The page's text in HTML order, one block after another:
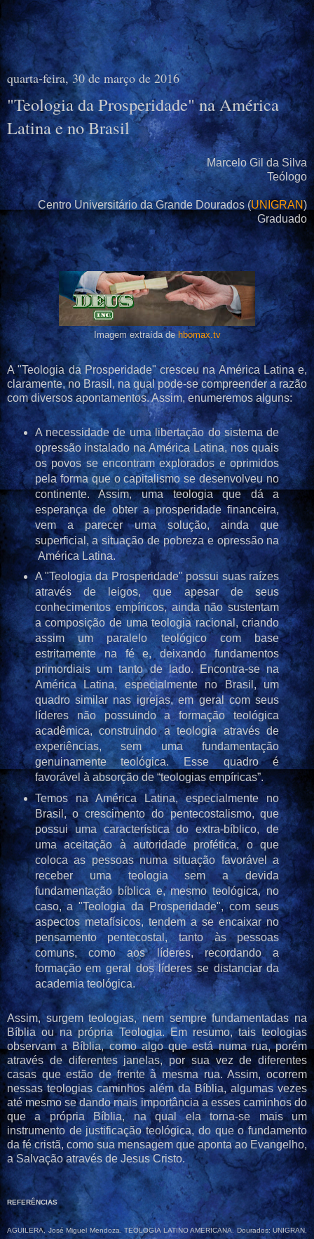
quarta-feira, 30 de março de 2016
"Teologia da Prosperidade" na América
Latina e no Brasil
Marcelo Gil da Silva
Teólogo
Centro Universitário da Grande Dourados (UNIGRAN)
Graduado
Imagem extraída de hbomax.tv
A "Teologia da Prosperidade" cresceu na América Latina e,
claramente, no Brasil, na qual pode-se compreender a razão
com diversos apontamentos. Assim, enumeremos alguns:
A necessidade de uma libertação do sistema de
opressão instalado na América Latina, nos quais
os povos se encontram explorados e oprimidos
pela forma que o capitalismo se desenvolveu no
continente. Assim, uma teologia que dá a
esperança de obter a prosperidade financeira,
vem a parecer uma solução, ainda que
superficial, a situação de pobreza e opressão na
América Latina.
A "Teologia da Prosperidade" possui suas raízes
através de leigos, que apesar de seus
conhecimentos empíricos, ainda não sustentam
a composição de uma teologia racional, criando
assim um paralelo teológico com base
estritamente na fé e, deixando fundamentos
primordiais um tanto de lado. Encontra-se na
América Latina, especialmente no Brasil, um
quadro similar nas igrejas, em geral com seus
líderes não possuindo a formação teológica
acadêmica, construindo a teologia através de
experiências, sem uma fundamentação
genuinamente teológica. Esse quadro é
favorável à absorção de “teologias empíricas”.
Temos na América Latina, especialmente no
Brasil, o crescimento do pentecostalismo, que
possui uma característica do extra-bíblico, de
uma aceitação à autoridade profética, o que
coloca as pessoas numa situação favorável a
receber uma teologia sem a devida
fundamentação bíblica e, mesmo teológica, no
caso, a "Teologia da Prosperidade", com seus
aspectos metafísicos, tendem a se encaixar no
pensamento pentecostal, tanto às pessoas
comuns, como aos líderes, recordando a
formação em geral dos líderes se distanciar da
academia teológica.
Assim, surgem teologias, nem sempre fundamentadas na
Bíblia ou na própria Teologia. Em resumo, tais teologias
observam a Bíblia, como algo que está numa rua, porém
através de diferentes janelas, por sua vez de diferentes
casas que estão de frente à mesma rua. Assim, ocorrem
nessas teologias caminhos além da Bíblia, algumas vezes
até mesmo se dando mais importância a esses caminhos do
que a própria Bíblia, na qual ela torna-se mais um
instrumento de justificação teológica, do que o fundamento
da fé cristã, como sua mensagem que aponta ao Evangelho,
a Salvação através de Jesus Cristo.
REFERÊNCIAS
AGUILERA, José Miguel Mendoza. TEOLOGIA LATINO AMERICANA. Dourados: UNIGRAN,